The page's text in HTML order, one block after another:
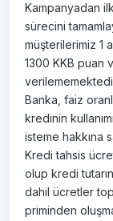
Kampanyadan
sürecini
müşterilerimiz 1
1300 KKB puan
Banka, faiz
kredinin
isteme hakkına
Kredi tahsis
olup kredi
dahil ücretler
priminden